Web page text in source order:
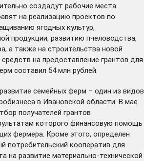
создадут рабочие места.
на реализацию проектов по
ягодных культур,
продукции, развитию пчеловодства,
а также на строительства новой
на предоставление грантов для
составил 54 млн рублей.
семейных ферм – один из видов
в Ивановской области. В мае
получателей грантов
которого финансовую помощь
фермера. Кроме этого, определен
потребительский кооператив для
на развитие материально-технической